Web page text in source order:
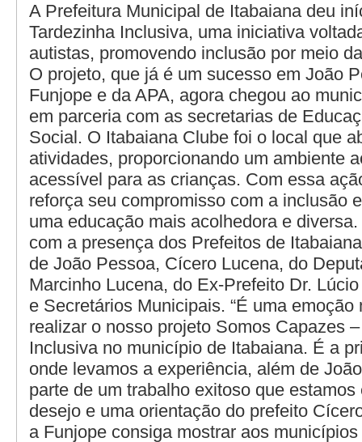
A Prefeitura Municipal de Itabaiana deu
Tardezinha Inclusiva, uma iniciativa
autistas, promovendo inclusão por meio
O projeto, que já é um sucesso em João
Funjope e da APA, agora chegou ao
em parceria com as secretarias de
Social. O Itabaiana Clube foi o local que
atividades, proporcionando um ambiente
acessível para as crianças. Com essa
reforça seu compromisso com a inclusão
uma educação mais acolhedora e
com a presença dos Prefeitos de
de João Pessoa, Cícero Lucena, do
Marcinho Lucena, do Ex-Prefeito Dr.
e Secretários Municipais. “É uma emoção
realizar o nosso projeto Somos Capazes
Inclusiva no município de Itabaiana. É a
onde levamos a experiência, além de
parte de um trabalho exitoso que
desejo e uma orientação do prefeito
a Funjope consiga mostrar aos